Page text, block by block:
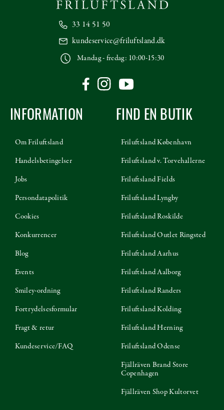
33 14 51 50
kundeservice@friluftsland.dk
Mandag - fredag: 10:00-15:30
INFORMATION
Om Friluftsland
Handelsbetingelser
Jobs
Persondatapolitik
Cookies
Konkurrencer
Blog
Events
Smiley-ordning
Fortrydelsesformular
Fragt & retur
Kundeservice/FAQ
FIND EN BUTIK
Friluftsland København
Friluftsland v. Torvehallerne
Friluftsland Fields
Friluftsland Lyngby
Friluftsland Roskilde
Friluftsland Outlet Ringsted
Friluftsland Aarhus
Friluftsland Aalborg
Friluftsland Randers
Friluftsland Kolding
Friluftsland Herning
Friluftsland Odense
Fjällräven Brand Store
Copenhagen
Fjällräven Shop Kultorvet